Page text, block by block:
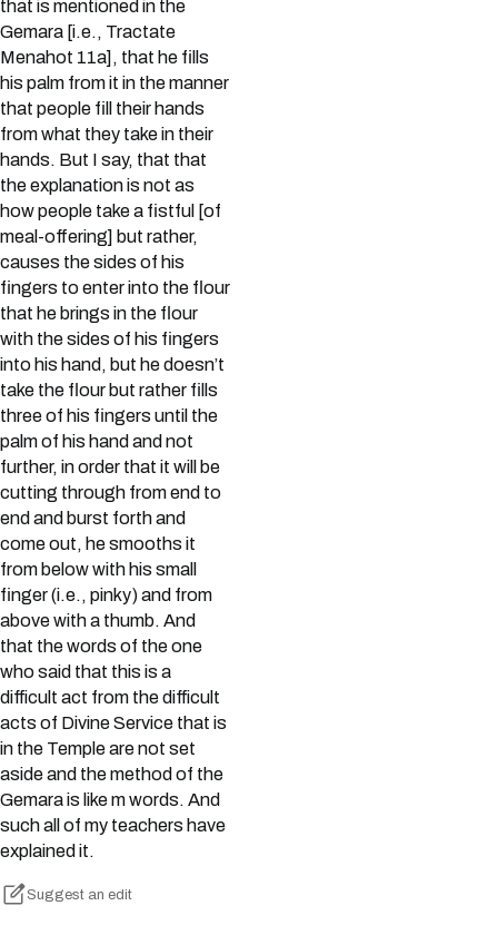
that is mentioned in the
Gemara [i.e., Tractate
Menahot 11a], that he fills
his palm from it in the manner
that people fill their hands
from what they take in their
hands. But I say, that that
the explanation is not as
how people take a fistful [of
meal-offering] but rather,
causes the sides of his
fingers to enter into the flour
that he brings in the flour
with the sides of his fingers
into his hand, but he doesn’t
take the flour but rather fills
three of his fingers until the
palm of his hand and not
further, in order that it will be
cutting through from end to
end and burst forth and
come out, he smooths it
from below with his small
finger (i.e., pinky) and from
above with a thumb. And
that the words of the one
who said that this is a
difficult act from the difficult
acts of Divine Service that is
in the Temple are not set
aside and the method of the
Gemara is like m words. And
such all of my teachers have
explained it.
Suggest an edit